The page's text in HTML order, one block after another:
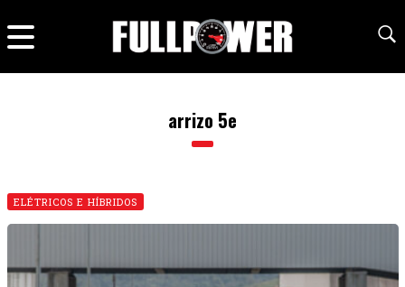
arrizo 5e
ELÉTRICOS E HÍBRIDOS